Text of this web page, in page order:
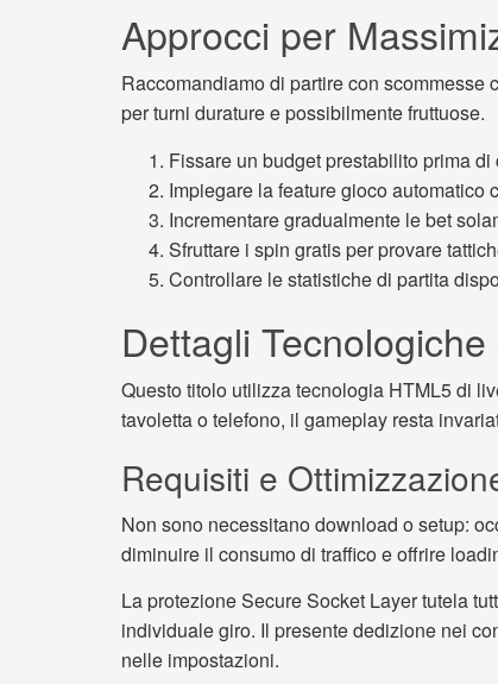
Approcci per
Raccomandiamo di partire con scommesse
per turni durature e possibilmente fruttuose.
Fissare un budget prestabilito prima
Impiegare la feature gioco automatico
Incrementare gradualmente le bet
Sfruttare i spin gratis per provare
Controllare le statistiche di partita
Dettagli
Questo titolo utilizza tecnologia HTML5 di
tavoletta o telefono, il gameplay resta
Requisiti e
Non sono necessitano download o setup:
diminuire il consumo di traffico e offrire
La protezione Secure Socket Layer tutela
individuale giro. Il presente dedizione nei
nelle impostazioni.